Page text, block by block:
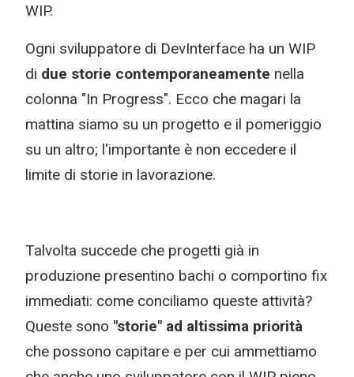
WIP.
Ogni sviluppatore di DevInterface ha un WIP
di due storie contemporaneamente nella
colonna "In Progress". Ecco che magari la
mattina siamo su un progetto e il pomeriggio
su un altro; l'importante è non eccedere il
limite di storie in lavorazione.
Talvolta succede che progetti già in
produzione presentino bachi o comportino fix
immediati: come conciliamo queste attività?
Queste sono "storie" ad altissima priorità
che possono capitare e per cui ammettiamo